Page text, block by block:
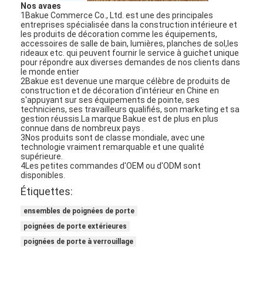
Vidéos
À propos de nous
visite de l'usine
Contrôle de la qualité
Nous contacter
Nouvelles
Les affaires
Serrure de porte de mortaise
Fermeture de porte en acier inoxydable
Nos avaes
1Bakue Commerce Co., Ltd. est une des principales
entreprises spécialisée dans la construction intérieure et
les produits de décoration comme les équipements,
accessoires de salle de bain, lumières, planches de sol,les
rideaux etc. qui peuvent fournir le service à guichet unique
pour répondre aux diverses demandes de nos clients dans
le monde entier
2Bakue est devenue une marque célèbre de produits de
construction et de décoration d'intérieur en Chine en
s'appuyant sur ses équipements de pointe, ses
techniciens, ses travailleurs qualifiés, son marketing et sa
gestion réussis.La marque Bakue est de plus en plus
connue dans de nombreux pays .
3Nos produits sont de classe mondiale, avec une
technologie vraiment remarquable et une qualité
supérieure.
4Les petites commandes d'OEM ou d'ODM sont
disponibles.
Étiquettes:
ensembles de poignées de porte
poignées de porte extérieures
poignées de porte à verrouillage